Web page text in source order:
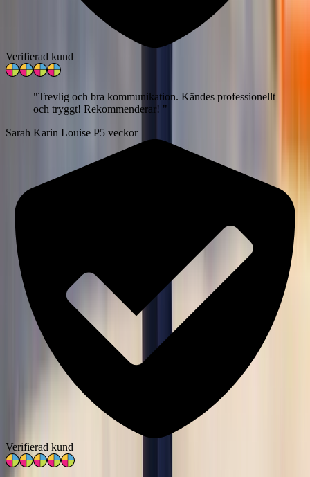
Verifierad kund
"Trevlig och bra kommunikation. Kändes professionellt
och tryggt! Rekommenderar! "
Sarah Karin Louise P5 veckor
Verifierad kund